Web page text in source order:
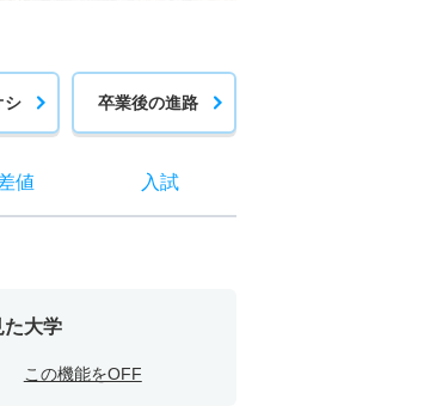
シ 卒業後の進路
値 入試
た大学
この機能をOFF